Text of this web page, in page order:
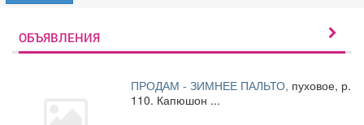
ОБЪЯВЛЕНИЯ
ПРОДАМ - ЗИМНЕЕ ПАЛЬТО, пуховое, р.
110. Капюшон ...